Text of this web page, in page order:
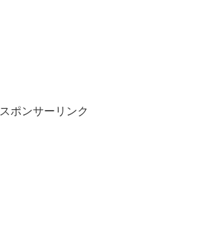
スポンサーリンク